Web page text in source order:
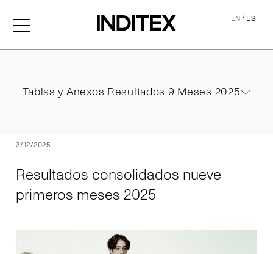
EN/ES
3/12/2025
Resultados consolidados nueve
primeros meses 2025
Tablas y Anexos Resultados 9 Meses 2025